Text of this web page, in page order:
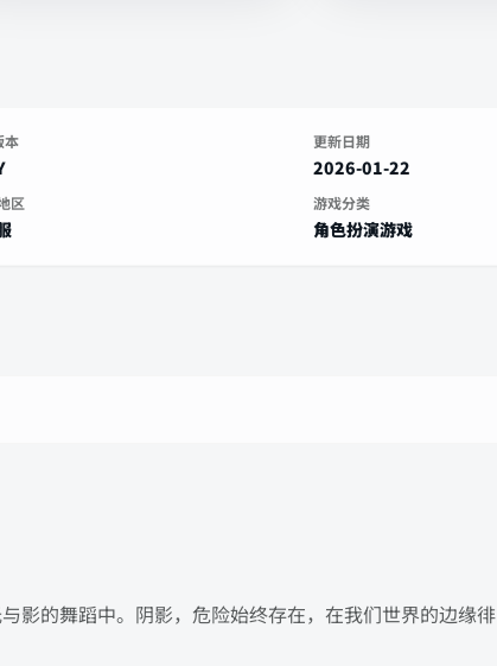
本 更新日期
2026-01-22
区 游戏分类
角色扮演游戏
影的舞蹈中。阴影，危险始终存在，在我们世界的边缘徘